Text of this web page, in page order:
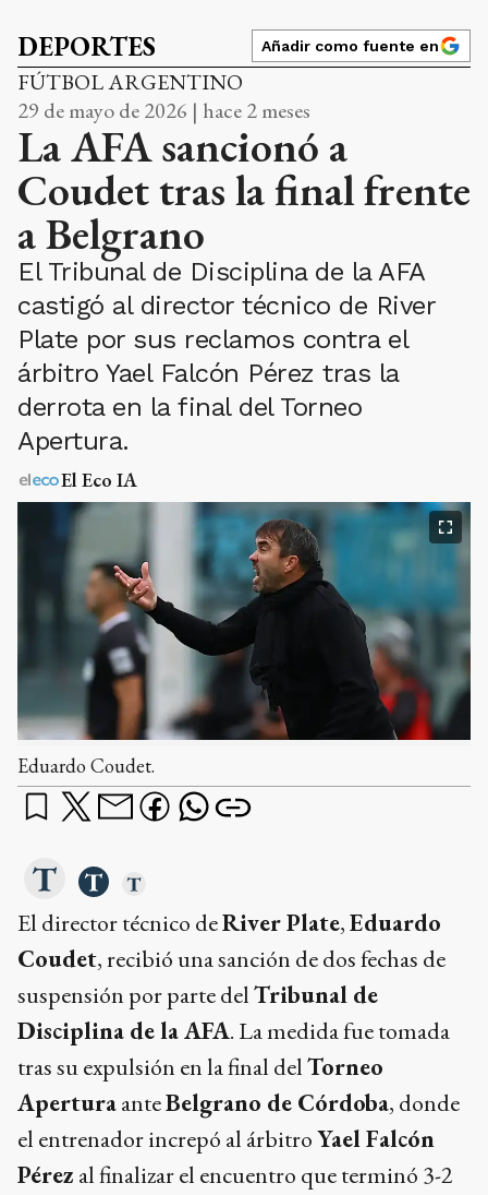
DEPORTES Añadir como fuente en
FÚTBOL ARGENTINO
29 de mayo de 2026 | hace 2 meses
La AFA sancionó a
Coudet tras la final frente
a Belgrano
El Tribunal de Disciplina de la AFA
castigó al director técnico de River
Plate por sus reclamos contra el
árbitro Yael Falcón Pérez tras la
derrota en la final del Torneo
Apertura.
El Eco IA
Eduardo Coudet.
El director técnico deRiver Plate,Eduardo
Coudet, recibió una sanción de dos fechas de
suspensión por parte delTribunal de
Disciplina de la AFA. La medida fue tomada
tras su expulsión en la final delTorneo
AperturaanteBelgrano de Córdoba, donde
el entrenador increpó al árbitroYael Falcón
Pérez al finalizar el encuentro que terminó 3-2